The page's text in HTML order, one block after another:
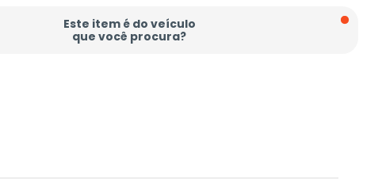
Este item é do veículo
que você procura?